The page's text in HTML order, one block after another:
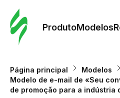
ProdutoModelos
Página principal
Modelos
Modelo de e-mail de «Seu
de promoção para a indústria